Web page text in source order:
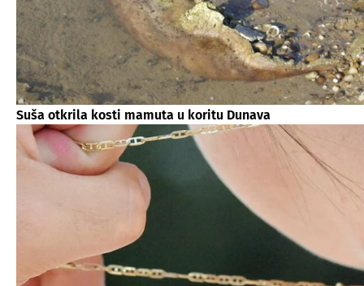
Suša otkrila kosti mamuta u koritu Dunava